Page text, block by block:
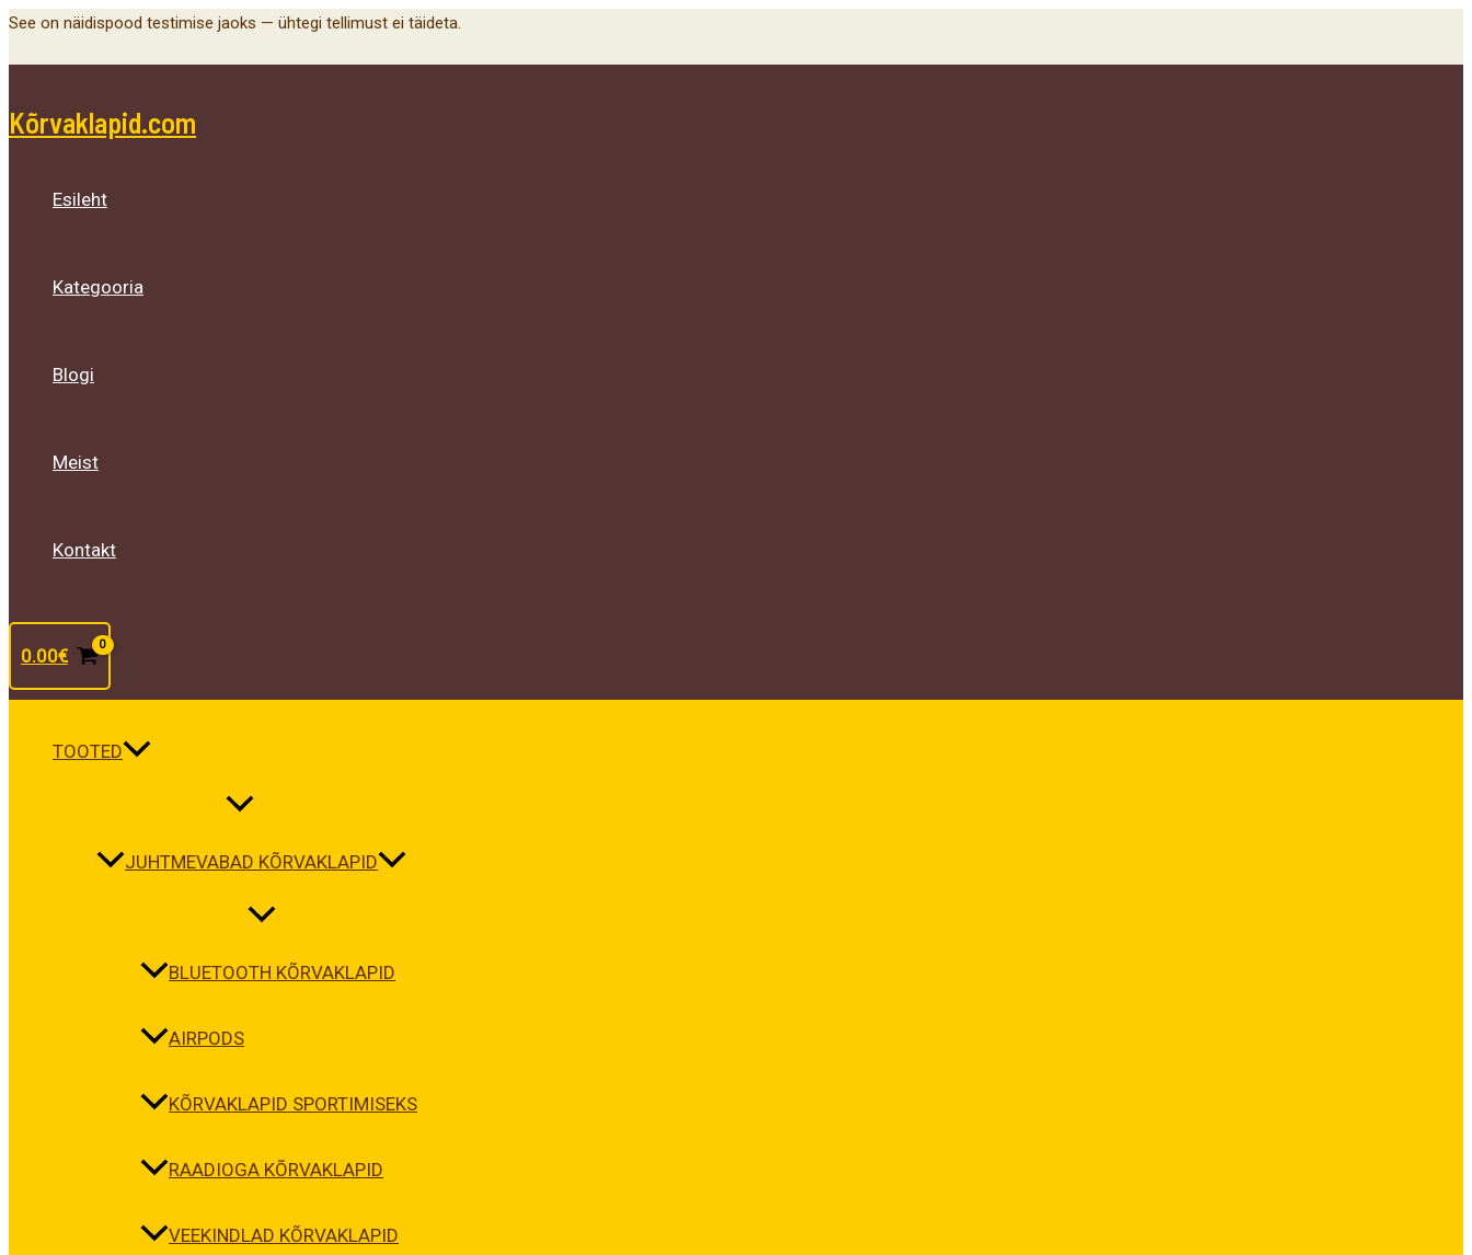
Skip
See on näidispood testimise jaoks — ühtegi tellimust ei täideta.
Kõrvaklapid.com
Esileht
Kategooria
Blogi
Meist
Kontakt
0.00€
TOOTED
Menu
Toggle
JUHTMEVABAD KÕRVAKLAPID
Menu
Toggle
BLUETOOTH KÕRVAKLAPID
AIRPODS
KÕRVAKLAPID SPORTIMISEKS
RAADIOGA KÕRVAKLAPID
VEEKINDLAD KÕRVAKLAPID
Menu
Toggle